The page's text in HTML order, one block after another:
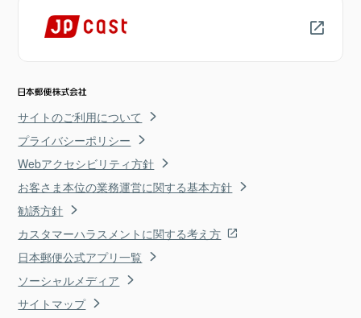
サイトのご利用について
プライバシーポリシー
Webアクセシビリティ方針
お客さま本位の業務運営に関する基本方針
勧誘方針
カスタマーハラスメントに関する考え方
日本郵便公式アプリ一覧
ソーシャルメディア
サイトマップ